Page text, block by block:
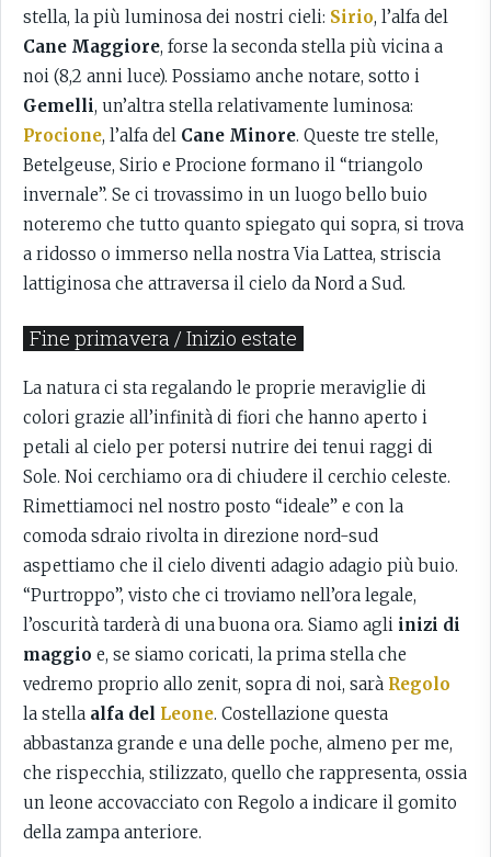
stella, la più luminosa dei nostri cieli: Sirio, l’alfa del
Cane Maggiore, forse la seconda stella più vicina a
noi (8,2 anni luce). Possiamo anche notare, sotto i
Gemelli, un’altra stella relativamente luminosa:
Procione, l’alfa del Cane Minore. Queste tre stelle,
Betelgeuse, Sirio e Procione formano il “triangolo
invernale”. Se ci trovassimo in un luogo bello buio
noteremo che tutto quanto spiegato qui sopra, si trova
a ridosso o immerso nella nostra Via Lattea, striscia
lattiginosa che attraversa il cielo da Nord a Sud.
Fine primavera / Inizio estate
La natura ci sta regalando le proprie meraviglie di
colori grazie all’infinità di fiori che hanno aperto i
petali al cielo per potersi nutrire dei tenui raggi di
Sole. Noi cerchiamo ora di chiudere il cerchio celeste.
Rimettiamoci nel nostro posto “ideale” e con la
comoda sdraio rivolta in direzione nord-sud
aspettiamo che il cielo diventi adagio adagio più buio.
“Purtroppo”, visto che ci troviamo nell’ora legale,
l’oscurità tarderà di una buona ora. Siamo agli inizi di
maggio e, se siamo coricati, la prima stella che
vedremo proprio allo zenit, sopra di noi, sarà Regolo
la stella alfa del Leone. Costellazione questa
abbastanza grande e una delle poche, almeno per me,
che rispecchia, stilizzato, quello che rappresenta, ossia
un leone accovacciato con Regolo a indicare il gomito
della zampa anteriore.